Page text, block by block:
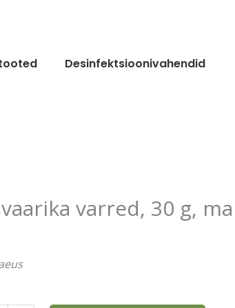
Desinfektsioonivahendid
varred, 30 g,
kogus